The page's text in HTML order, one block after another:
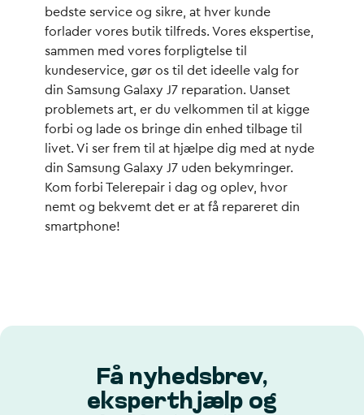
bedste service og sikre, at hver kunde
forlader vores butik tilfreds. Vores ekspertise,
sammen med vores forpligtelse til
kundeservice, gør os til det ideelle valg for
din Samsung Galaxy J7 reparation. Uanset
problemets art, er du velkommen til at kigge
forbi og lade os bringe din enhed tilbage til
livet. Vi ser frem til at hjælpe dig med at nyde
din Samsung Galaxy J7 uden bekymringer.
Kom forbi Telerepair i dag og oplev, hvor
nemt og bekvemt det er at få repareret din
smartphone!
Få nyhedsbrev,
eksperthjælp og